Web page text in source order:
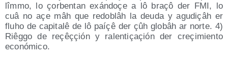
lîm­mo, lo çor­ben­tan exán­doçe a lô braçô der FMI, lo
cuâ no açe mâh que redo­blâh la deu­da y agu­diçâh er
fluho de capi­ta­lê de lô paíçê der çûh glo­bâh ar nor­te. 4)
Riêg­go de reçêççión y ralen­tiçaçión der creçi­mien­to
económico.